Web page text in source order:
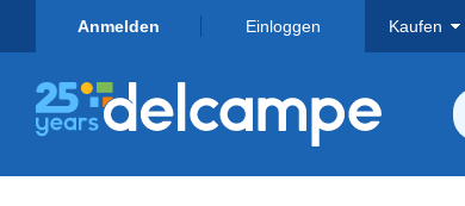
Anmelden Einloggen Kaufen